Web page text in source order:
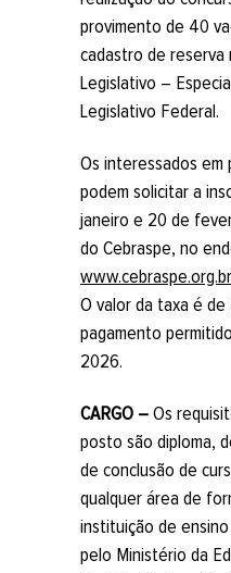
provimento de 40
cadastro de reserva
Legislativo –
Legislativo Federal.
Os interessados em
podem solicitar a
janeiro e 20 de
do Cebraspe, no
O valor da taxa é de
pagamento
2026.
CARGO – Os
posto são diploma,
de conclusão de
qualquer área de
instituição de
pelo Ministério da